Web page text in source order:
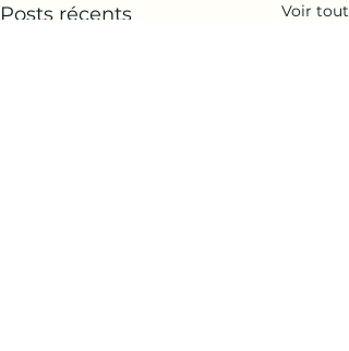
Posts récents Voir tout